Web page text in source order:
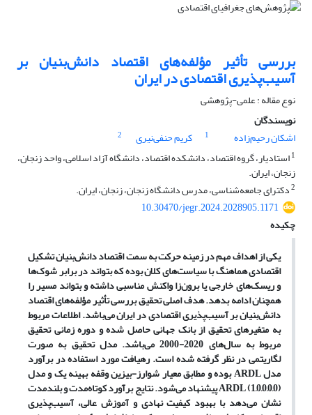
بررسی تأثیر مؤلفه‌های اقتصاد دانش‌بنیان بر
آسیب‌پذیری اقتصادی در ایران
نوع مقاله : علمی-پژوهشی
نویسندگان
اشکان رحیم‌زاده
1 کریم حنفی‌نیری
2
1استادیار، گروه اقتصاد، دانشکده اقتصاد، دانشگاه آزاد اسلامی، واحد زنجان،
زنجان، ایران.
2دکترای جامعه‌شناسی، مدرس دانشگاه زنجان، زنجان، ایران.
10.30470/jegr.2024.2028905.1171
چکیده
یکی از اهداف مهم در زمینه حرکت به سمت اقتصاد دانش‌بنیان تشکیل
اقتصادی هماهنگ با سیاست‌های کلان بوده که بتواند در برابر شوک‌ها
و ریسک‌های خارجی یا برون‌زا واکنش مناسبی داشته و بتواند مسیر را
همچنان ادامه بدهد. هدف اصلی تحقیق بررسی تأثیر مؤلفه‌های اقتصاد
دانش‌بنیان بر آسیب‌پذیری اقتصادی در ایران می‌باشد. اطلاعات مربوط
به متغیرهای تحقیق از بانک جهانی حاصل شده و دوره زمانی تحقیق
مربوط به سال‌های 2020-2000 می‌باشد. مدل تحقیق به صورت
لگاریتمی در نظر گرفته شده است. رهیافت مورد استفاده در برآورد
مدل ARDL بوده و مطابق معیار شوارز-بیزین وقفه بهینه یک و مدل
(1,0,0,0,0) ARDL پیشنهاد می‌شود. نتایج برآورد کوتاه‌مدت و بلندمدت
نشان می‌دهد با بهبود کیفیت نهادی و آموزش عالی، آسیب‌پذیری